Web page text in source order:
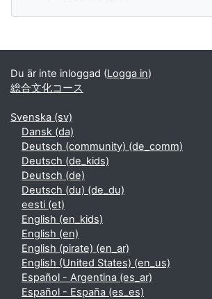
Kompletterande block
Du är inte inloggad (Logga in)
総合文化コース
Svenska ‎(sv)‎
Dansk ‎(da)‎
Deutsch (community) ‎(de_comm)‎
Deutsch ‎(de_kids)‎
Deutsch ‎(de)‎
Deutsch (du) ‎(de_du)‎
eesti ‎(et)‎
English ‎(en_kids)‎
English ‎(en)‎
English (pirate) ‎(en_ar)‎
English (United States) ‎(en_us)‎
Español - Argentina ‎(es_ar)‎
Español - España ‎(es_es)‎